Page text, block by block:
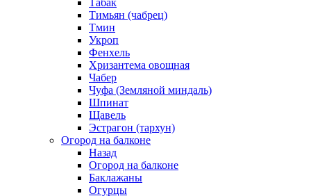
Табак
Тимьян (чабрец)
Тмин
Укроп
Фенхель
Хризантема овощная
Чабер
Чуфа (Земляной миндаль)
Шпинат
Щавель
Эстрагон (тархун)
Огород на балконе
Назад
Огород на балконе
Баклажаны
Огурцы